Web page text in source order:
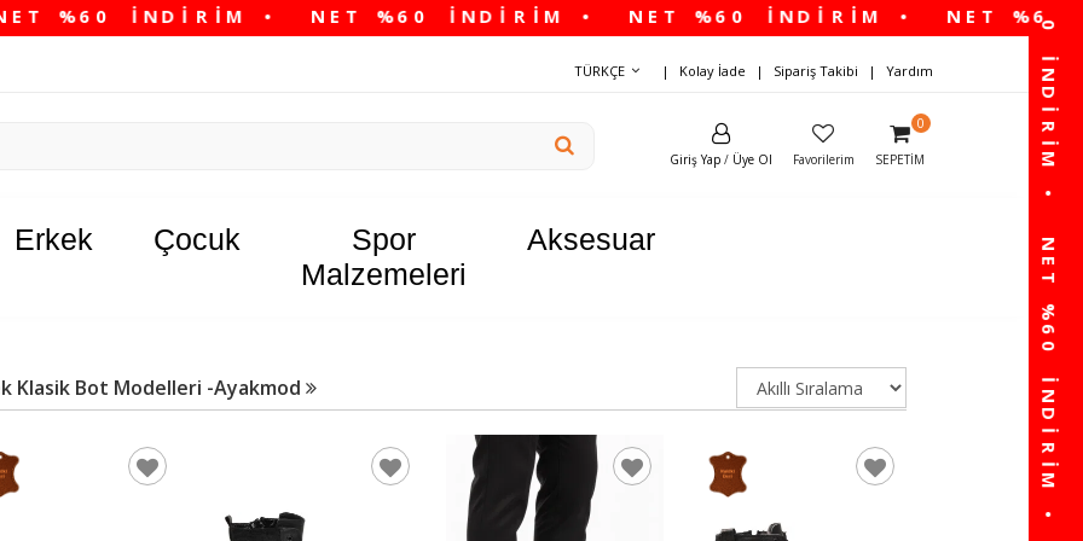
TÜRKÇE Kolay İade Sipariş Takibi Yardım
Giriş Yap / Üye Ol Favorilerim
0
SEPETIM
Erkek Çocuk
Spor
Malzemeleri
Aksesuar
Klasik Bot Modelleri -Ayakmod